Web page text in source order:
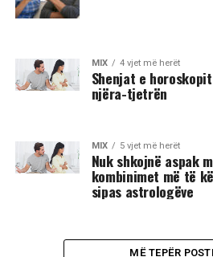
MIX 4 vjet më herët
Shenjat e
njëra-tjetrën
MIX 5 vjet më herët
Nuk shkojnë aspak
kombinimet më të
sipas astrologëve
MË TEPËR